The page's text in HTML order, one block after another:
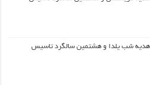
شب یلدا و هشتمین سالگرد تاسیس